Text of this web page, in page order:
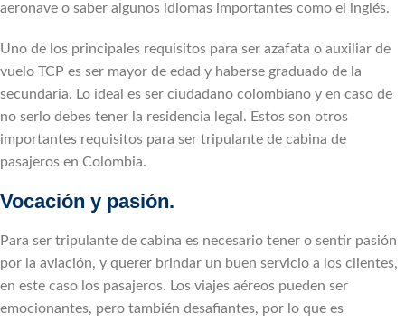
aeronave o saber algunos idiomas importantes como el inglés.
Uno de los principales requisitos para ser azafata o auxiliar de
vuelo TCP es ser mayor de edad y haberse graduado de la
secundaria. Lo ideal es ser ciudadano colombiano y en caso de
no serlo debes tener la residencia legal. Estos son otros
importantes requisitos para ser tripulante de cabina de
pasajeros en Colombia.
Vocación y pasión.
Para ser tripulante de cabina es necesario tener o sentir pasión
por la aviación, y querer brindar un buen servicio a los clientes,
en este caso los pasajeros. Los viajes aéreos pueden ser
emocionantes, pero también desafiantes, por lo que es